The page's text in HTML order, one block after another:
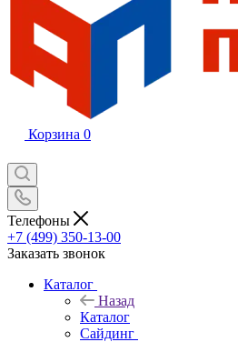
Корзина 0
Телефоны
+7 (499) 350-13-00
Заказать звонок
Каталог
Назад
Каталог
Сайдинг